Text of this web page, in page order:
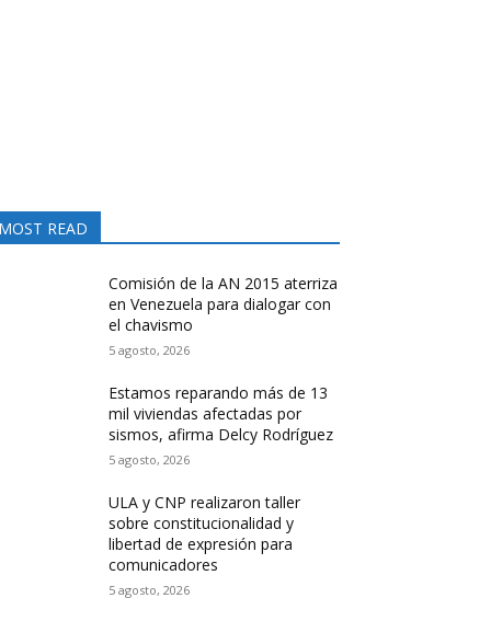
MOST READ
Comisión de la AN 2015 aterriza
en Venezuela para dialogar con
el chavismo
5 agosto, 2026
Estamos reparando más de 13
mil viviendas afectadas por
sismos, afirma Delcy Rodríguez
5 agosto, 2026
ULA y CNP realizaron taller
sobre constitucionalidad y
libertad de expresión para
comunicadores
5 agosto, 2026